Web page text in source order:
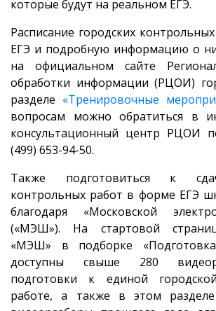
которые будут на реальном ЕГЭ.
Расписание городских
ЕГЭ и подробную информацию о
на официальном сайте
обработки информации (РЦОИ)
разделе «Тренировочные
вопросам можно обратиться в
консультационный центр РЦОИ
(499) 653-94-50.
Также подготовиться к
контрольных работ в форме ЕГЭ
благодаря «Московской
(«МЭШ»). На стартовой
«МЭШ» в подборке
доступны свыше 280
подготовки к единой
работе, а также в этом